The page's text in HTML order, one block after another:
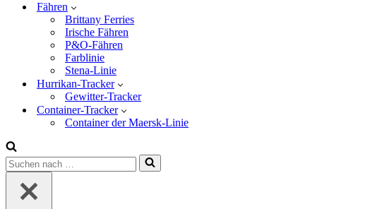
Fähren
Brittany Ferries
Irische Fähren
P&O-Fähren
Farblinie
Stena-Linie
Hurrikan-Tracker
Gewitter-Tracker
Container-Tracker
Container der Maersk-Linie
Suchen
nach …